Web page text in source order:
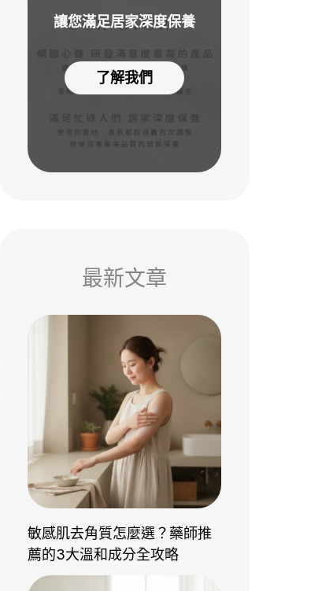
讓您滿足居家深度保養
了解我們
最新文章
敏感肌去角質怎麼選？藥師推
薦的3大溫和成分全攻略